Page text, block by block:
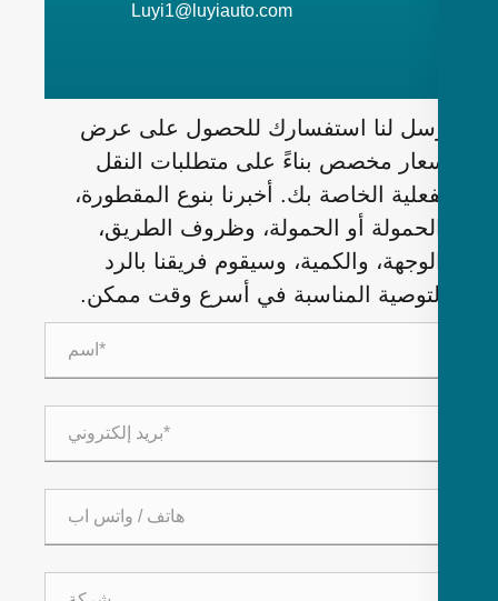
Luyi1@luyiauto.com
لنا استفسارك للحصول على عرض
مخصص بناءً على متطلبات النقل
الخاصة بك. أخبرنا بنوع المقطورة،
أو الحمولة، وظروف الطريق،
والكمية، وسيقوم فريقنا بالرد
المناسبة في أسرع وقت ممكن.